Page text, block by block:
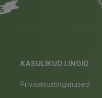
KASULIKUD LINGID
Privaatsustingimused